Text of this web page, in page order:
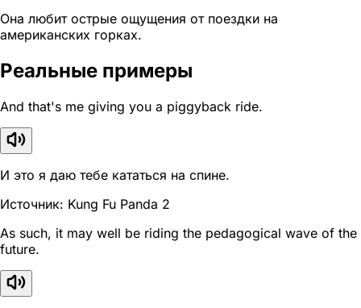
Она любит острые ощущения от поездки на
американских горках.
Реальные примеры
And that's me giving you a piggyback ride.
И это я даю тебе кататься на спине.
Источник: Kung Fu Panda 2
As such, it may well be riding the pedagogical wave of the
future.